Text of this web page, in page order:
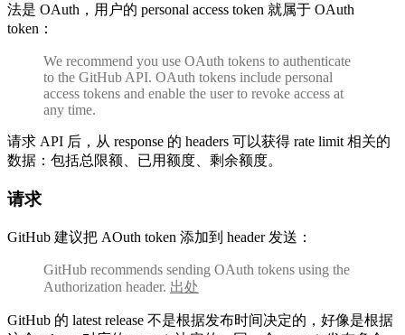
法是 OAuth，用户的 personal access token 就属于 OAuth
token：
We recommend you use OAuth tokens to authenticate
to the GitHub API. OAuth tokens include personal
access tokens and enable the user to revoke access at
any time.
请求 API 后，从 response 的 headers 可以获得 rate limit 相关的
数据：包括总限额、已用额度、剩余额度。
请求
GitHub 建议把 AOuth token 添加到 header 发送：
GitHub recommends sending OAuth tokens using the
Authorization header. 出处
GitHub 的 latest release 不是根据发布时间决定的，好像是根据